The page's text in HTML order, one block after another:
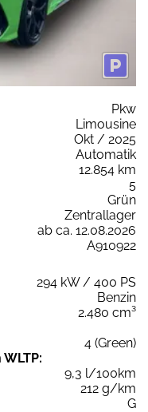
Pkw
Limousine
Okt / 2025
Automatik
12.854 km
5
Grün
Zentrallager
ab ca. 12.08.2026
A910922
294 kW / 400 PS
Benzin
2.480 cm³
4 (Green)
9,3 l/100km
212 g/km
G